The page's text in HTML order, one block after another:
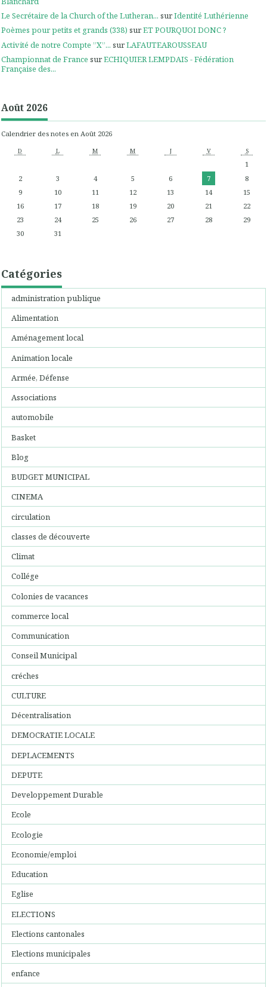
Le Secrétaire de la Church of the Lutheran... surIdentité Luthérienne
Poèmes pour petits et grands (338) surET POURQUOI DONC ?
Activité de notre Compte ”X”... surLAFAUTEAROUSSEAU
Championnat de France surECHIQUIER LEMPDAIS - Fédération
Française des...
Août 2026
Calendrier des notes en Août 2026
D L M M J V S
1
2
3 4 5 6 7
8
9
10 11 12 13 14
15
16
17 18 19 20 21
22
23
24 25 26 27 28
29
30
31
Catégories
administration publique
Alimentation
Aménagement local
Animation locale
Armée, Défense
Associations
automobile
Basket
Blog
BUDGET MUNICIPAL
CINEMA
circulation
classes de découverte
Climat
Collége
Colonies de vacances
commerce local
Communication
Conseil Municipal
créches
CULTURE
Décentralisation
DEMOCRATIE LOCALE
DEPLACEMENTS
DEPUTE
Developpement Durable
Ecole
Ecologie
Economie/emploi
Education
Eglise
ELECTIONS
Elections cantonales
Elections municipales
enfance